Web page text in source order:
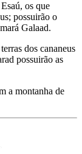
os que
possuirão o
Galaad.
dos cananeus
possuirão as
a montanha de